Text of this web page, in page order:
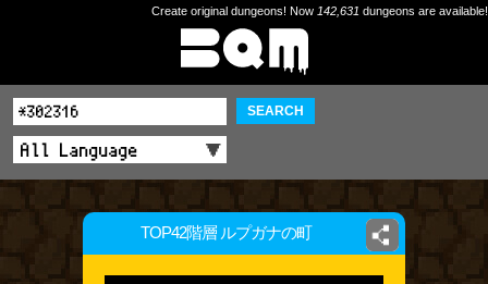
Create original dungeons! Now 142,631 dungeons are available!
SEARCH
TOP42階層 ルプガナの町